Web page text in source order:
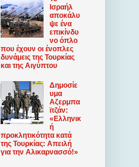
Ισραήλ
αποκάλυ
ψε ένα
επικίνδυ
νο όπλο
που έχουν οι ένοπλες
δυνάμεις της Τουρκίας
και της Αιγύπτου
Δημοσίε
υμα
Αζερμπα
ϊτζάν:
«Ελληνικ
ή
προκλητικότητα κατά
της Τουρκίας: Απειλή
για την Αλικαρνασσό!»